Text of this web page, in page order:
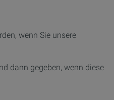
wenn Sie unsere
dann gegeben, wenn diese